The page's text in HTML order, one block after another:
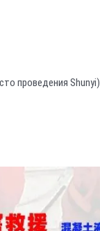
проведения Shunyi)